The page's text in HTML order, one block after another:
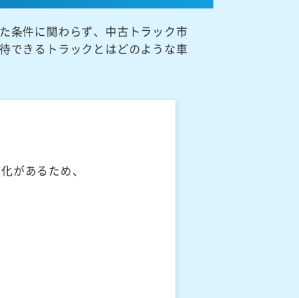
条件に関わらず、中古トラック市
できるトラックとはどのような車
があるため、